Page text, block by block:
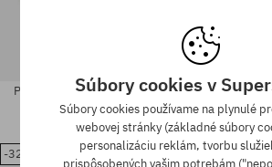
Peňaženka Carhartt WIP Clarton
29,90 € 20,90 €
-32% -50%
Súbory cookies v
Súbory cookies používame na plynulé
webovej stránky (základné súbory
personalizáciu reklám, tvorbu
prispôsobených vašim potrebám